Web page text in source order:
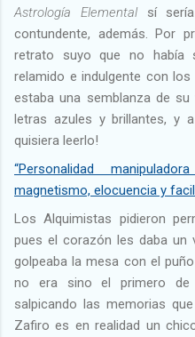
Astrología Elemental sí
contundente, además. Por
retrato suyo que no había
relamido e indulgente con los
estaba una semblanza de
letras azules y brillantes, y
quisiera leerlo!
“Personalidad
magnetismo, elocuencia y
Los Alquimistas pidieron
pues el corazón les daba un
golpeaba la mesa con el
no era sino el primero de
salpicando las memorias
Zafiro es en realidad un